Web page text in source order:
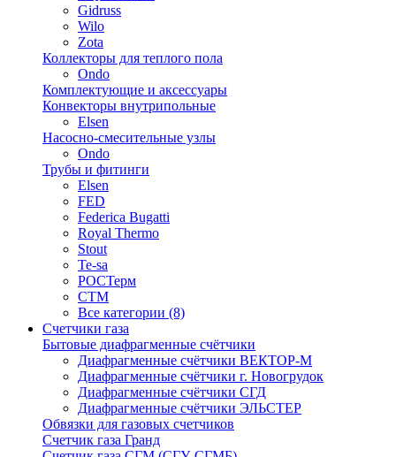
Gidruss
Wilo
Zota
Коллекторы для теплого пола
Ondo
Комплектующие и аксессуары
Конвекторы внутрипольные
Elsen
Насосно-смесительные узлы
Ondo
Трубы и фитинги
Elsen
FED
Federica Bugatti
Royal Thermo
Stout
Te-sa
РОСТерм
СТМ
Все категории (8)
Счетчики газа
Бытовые диафрагменные счётчики
Диафрагменные счётчики ВЕКТОР-М
Диафрагменные счётчики г. Новогрудок
Диафрагменные счётчики СГД
Диафрагменные счётчики ЭЛЬСТЕР
Обвязки для газовых счетчиков
Счетчик газа Гранд